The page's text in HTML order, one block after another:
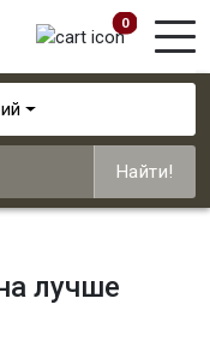
0
Найти!
лучше